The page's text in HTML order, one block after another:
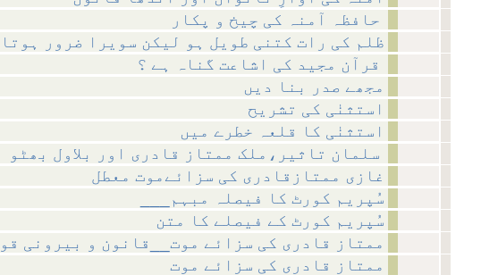
ظلم کی رات کتنی طویل ہو لیکن سویرا ضرور
مجھے صدر بنا دیں
استثنٰی کی تشریح
استثنٰی کا قلعہ خطرے میں
غازی ممتازقادری کی سزائےموت معطل
___سُپریم کورٹ کا فیصلہ مبہم
سُپریم کورٹ کے فیصلے کا متن
ممتاز قادری کی سزائے موت__قانون و بیرونی
ممتاز قادری کی سزائے موت